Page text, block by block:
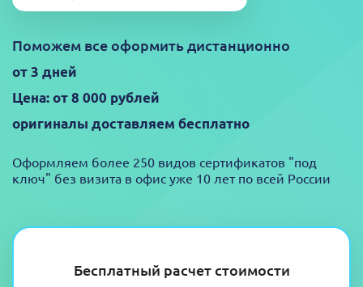
Бесплатный расчет стоимости
Поможем все оформить дистанционно
от 3 дней
Цена: от 8 000 рублей
оригиналы доставляем бесплатно
Оформляем более 250 видов сертификатов "под
ключ" без визита в офис уже 10 лет по всей России